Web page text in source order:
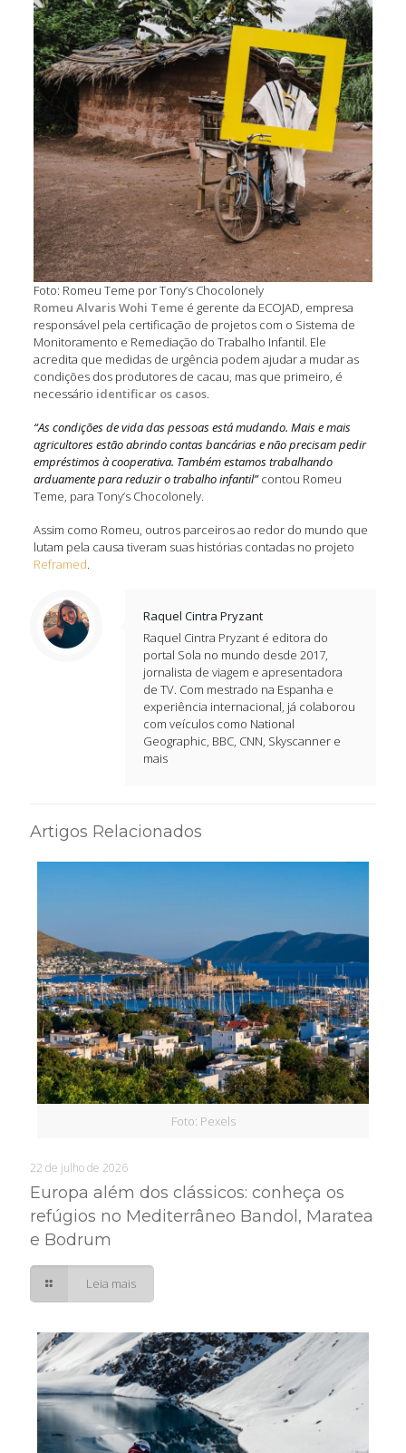
Foto: Romeu Teme por Tony’s Chocolonely
Romeu Alvaris Wohi Teme é gerente da ECOJAD, empresa
responsável pela certificação de projetos com o Sistema de
Monitoramento e Remediação do Trabalho Infantil. Ele
acredita que medidas de urgência podem ajudar a mudar as
condições dos produtores de cacau, mas que primeiro, é
necessário identificar os casos.
“As condições de vida das pessoas está mudando. Mais e mais
agricultores estão abrindo contas bancárias e não precisam pedir
empréstimos à cooperativa. Também estamos trabalhando
arduamente para reduzir o trabalho infantil”contou Romeu
Teme, para Tony’s Chocolonely.
Assim como Romeu, outros parceiros ao redor do mundo que
lutam pela causa tiveram suas histórias contadas no projeto
Reframed.
Raquel Cintra Pryzant
Raquel Cintra Pryzant é editora do
portal Sola no mundo desde 2017,
jornalista de viagem e apresentadora
de TV. Com mestrado na Espanha e
experiência internacional, já colaborou
com veículos como National
Geographic, BBC, CNN, Skyscanner e
mais
Artigos Relacionados
Foto: Pexels
22 de julho de 2026
Europa além dos clássicos: conheça os
refúgios no Mediterrâneo Bandol, Maratea
e Bodrum
Leia mais